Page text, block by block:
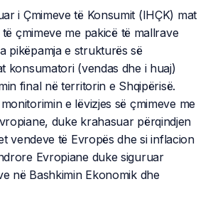
i Çmimeve të Konsumit (IHÇK) mat
çmimeve me pakicë të mallrave
pikëpamja e strukturës së
konsumatori (vendas dhe i huaj)
final në territorin e Shqipërisë.
e lëvizjes së çmimeve me
duke krahasuar përqindjen
vendeve të Evropës dhe si inflacion
Evropiane duke siguruar
në Bashkimin Ekonomik dhe